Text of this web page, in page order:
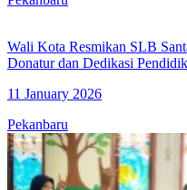
Wali Kota Resmikan SLB
Donatur dan Dedikasi Pendidik
11 January 2026
Pekanbaru